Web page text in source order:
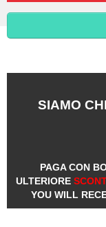
SIAMO
PAGA CON
ULTERIORE
YOU WILL